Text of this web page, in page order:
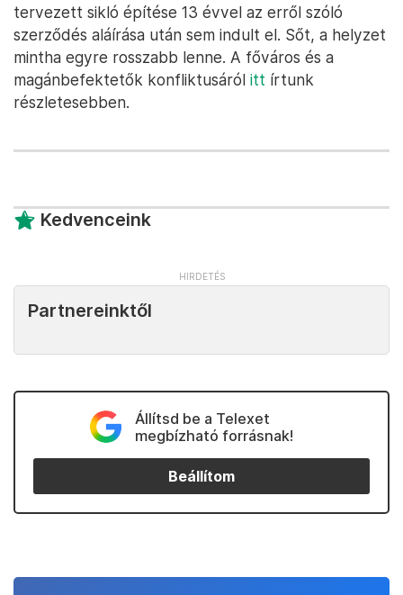
tervezett sikló építése 13 évvel az erről szóló
szerződés aláírása után sem indult el. Sőt, a helyzet
mintha egyre rosszabb lenne. A főváros és a
magánbefektetők konfliktusáról itt írtunk
részletesebben.
Kedvenceink
Partnereinktől
Állítsd be a Telexet
megbízható forrásnak!
Beállítom